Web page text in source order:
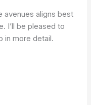
avenues aligns best
I’ll be pleased to
in more detail.